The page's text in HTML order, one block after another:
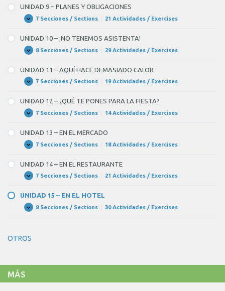
–
LAS
HORAS
UNIDAD 9 – PLANES Y OBLIGACIONES
Expandir
UNIDAD
–
PLANES
Y
OBLIGACIONES
7 Secciones / Sections 21 Actividades / Exercises
UNIDAD 10 – ¡NO TENEMOS ASISTENTA!
Expandir
UNIDAD
–
¡NO
TENEMOS
8 Secciones / Sections 29 Actividades / Exercises
UNIDAD 11 – AQUÍ HACE DEMASIADO CALOR
Expandir
UNIDAD
–
AQUÍ
HACE
DEMASIADO
7 Secciones / Sections 19 Actividades / Exercises
UNIDAD 12 – ¿QUÉ TE PONES PARA LA FIESTA?
Expandir
UNIDAD
–
¿QUÉ
TE
PONES
LA
FIESTA?
7 Secciones / Sections 14 Actividades / Exercises
UNIDAD 13 – EN EL MERCADO
Expandir
UNIDAD
–
EN
EL
MERCADO
7 Secciones / Sections 18 Actividades / Exercises
UNIDAD 14 – EN EL RESTAURANTE
Expandir
UNIDAD
–
EN
EL
RESTAURANTE
7 Secciones / Sections 21 Actividades / Exercises
UNIDAD 15 – EN EL HOTEL
Expandir
UNIDAD
EL
8 Secciones / Sections 30 Actividades / Exercises
OTROS
MÁS